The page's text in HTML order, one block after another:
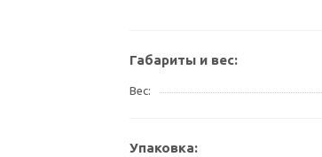
Габариты и вес:
Вес
Упаковка: